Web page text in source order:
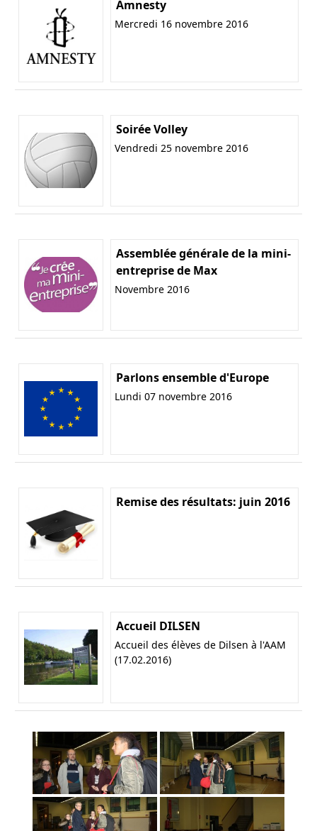
Amnesty
Mercredi 16 novembre 2016
Soirée Volley
Vendredi 25 novembre 2016
Assemblée générale de la mini-
entreprise de Max
Novembre 2016
Parlons ensemble d'Europe
Lundi 07 novembre 2016
Remise des résultats: juin 2016
Accueil DILSEN
Accueil des élèves de Dilsen à l'AAM
(17.02.2016)